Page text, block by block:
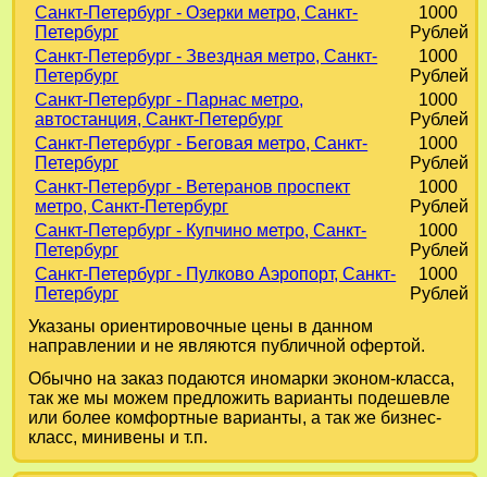
Санкт-Петербург - Озерки метро, Санкт-
Петербург
1000
Рублей
Санкт-Петербург - Звездная метро, Санкт-
Петербург
1000
Рублей
Санкт-Петербург - Парнас метро,
автостанция, Санкт-Петербург
1000
Рублей
Санкт-Петербург - Беговая метро, Санкт-
Петербург
1000
Рублей
Санкт-Петербург - Ветеранов проспект
метро, Санкт-Петербург
1000
Рублей
Санкт-Петербург - Купчино метро, Санкт-
Петербург
1000
Рублей
Санкт-Петербург - Пулково Аэропорт, Санкт-
Петербург
1000
Рублей
Указаны ориентировочные цены в данном
направлении и не являются публичной офертой.
Обычно на заказ подаются иномарки эконом-класса,
так же мы можем предложить варианты подешевле
или более комфортные варианты, а так же бизнес-
класс, минивены и т.п.